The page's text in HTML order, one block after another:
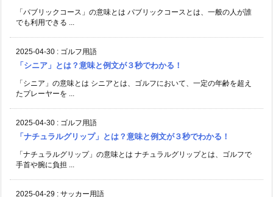
「パブリックコース」の意味とは パブリックコースとは、一般の人が誰
でも利用できる ...
2025-04-30 : ゴルフ用語
「シニア」とは？意味と例文が３秒でわかる！
「シニア」の意味とは シニアとは、ゴルフにおいて、一定の年齢を超え
たプレーヤーを ...
2025-04-30 : ゴルフ用語
「ナチュラルグリップ」とは？意味と例文が３秒でわかる！
「ナチュラルグリップ」の意味とは ナチュラルグリップとは、ゴルフで
手首や腕に負担 ...
2025-04-29 : サッカー用語